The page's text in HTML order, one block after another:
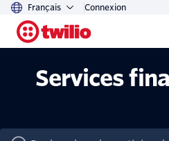
Français Connexion
Services